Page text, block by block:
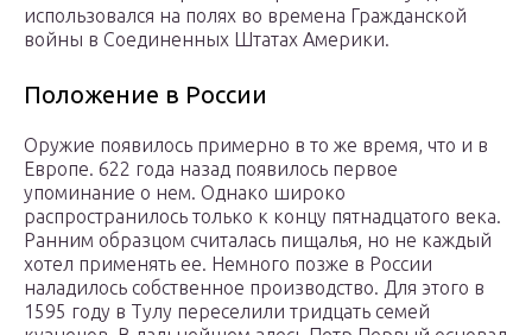
использовался на полях во времена Гражданской
войны в Соединенных Штатах Америки.
Положение в России
Оружие появилось примерно в то же время, что и в
Европе. 622 года назад появилось первое
упоминание о нем. Однако широко
распространилось только к концу пятнадцатого века.
Ранним образцом считалась пищалья, но не каждый
хотел применять ее. Немного позже в России
наладилось собственное производство. Для этого в
1595 году в Тулу переселили тридцать семей